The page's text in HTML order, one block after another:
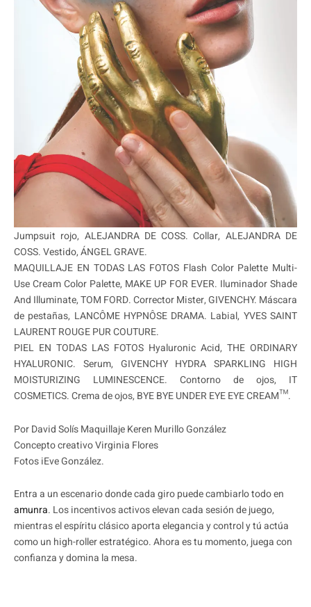
Jumpsuit rojo, ALEJANDRA DE COSS. Collar, ALEJANDRA DE
COSS. Vestido, ÁNGEL GRAVE.
MAQUILLAJE EN TODAS LAS FOTOS Flash Color Palette Multi-
Use Cream Color Palette, MAKE UP FOR EVER. Iluminador Shade
And Illuminate, TOM FORD. Corrector Mister, GIVENCHY. Máscara
de pestañas, LANCÔME HYPNÔSE DRAMA. Labial, YVES SAINT
LAURENT ROUGE PUR COUTURE.
PIEL EN TODAS LAS FOTOS Hyaluronic Acid, THE ORDINARY
HYALURONIC. Serum, GIVENCHY HYDRA SPARKLING HIGH
MOISTURIZING LUMINESCENCE. Contorno de ojos, IT
COSMETICS. Crema de ojos, BYE BYE UNDER EYE EYE CREAM™.
Por David Solís Maquillaje Keren Murillo González
Concepto creativo Virginia Flores
Fotos iEve González.
Entra a un escenario donde cada giro puede cambiarlo todo en
amunra. Los incentivos activos elevan cada sesión de juego,
mientras el espíritu clásico aporta elegancia y control y tú actúa
como un high-roller estratégico. Ahora es tu momento, juega con
confianza y domina la mesa.